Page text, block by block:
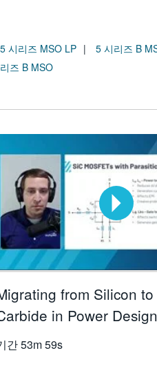
5 시리즈 MSO LP
5 시리즈 B
즈 B MSO
from Silicon
in Power
간53m 59s